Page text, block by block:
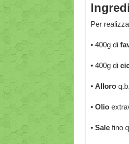
Per
• 400g di
• 400g di
• Alloro
• Olio
• Salefino